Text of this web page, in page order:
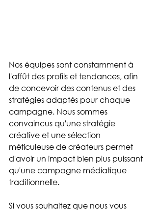
Nos équipes sont constamment à
l'affût des profils et tendances, afin
de concevoir des contenus et des
stratégies adaptés pour chaque
campagne. Nous sommes
convaincus qu'une stratégie
créative et une sélection
méticuleuse de créateurs permet
d'avoir un impact bien plus puissant
qu'une campagne médiatique
traditionnelle.
Si vous souhaitez que nous vous